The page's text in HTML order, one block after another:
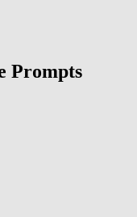
Prompts